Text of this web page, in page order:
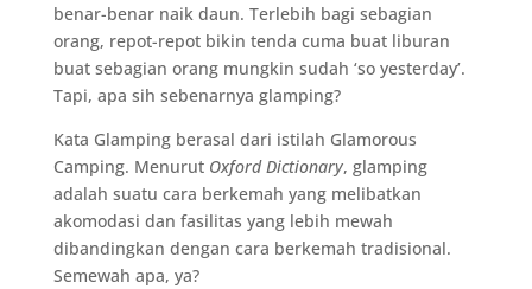
benar-benar naik daun. Terlebih bagi sebagian
orang, repot-repot bikin tenda cuma buat liburan
buat sebagian orang mungkin sudah ‘so yesterday’.
Tapi, apa sih sebenarnya glamping?
Kata Glamping berasal dari istilah Glamorous
Camping. Menurut Oxford Dictionary, glamping
adalah suatu cara berkemah yang melibatkan
akomodasi dan fasilitas yang lebih mewah
dibandingkan dengan cara berkemah tradisional.
Semewah apa, ya?